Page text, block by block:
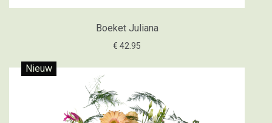
Boeket Juliana
€ 42.95
Nieuw